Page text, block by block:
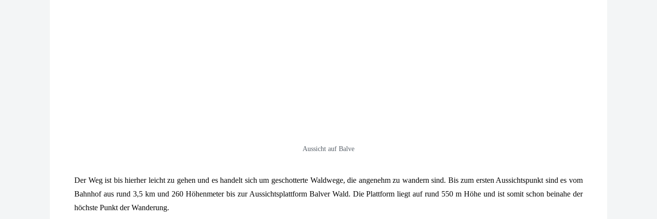
Aussicht auf Balve
Der Weg ist bis hierher leicht zu gehen und es handelt sich um geschotterte Waldwege, die angenehm zu wandern sind. Bis zum ersten Aussichtspunkt sind es vom
Bahnhof aus rund 3,5 km und 260 Höhenmeter bis zur Aussichtsplattform Balver Wald. Die Plattform liegt auf rund 550 m Höhe und ist somit schon beinahe der
höchste Punkt der Wanderung.